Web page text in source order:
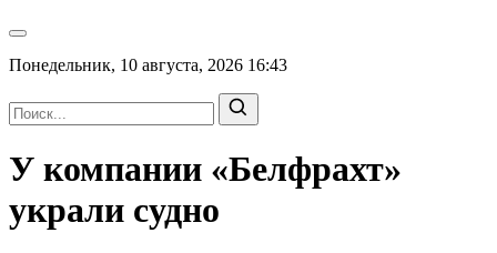
Понедельник, 10 августа, 2026 16:43
У компании «Белфрахт»
украли судно